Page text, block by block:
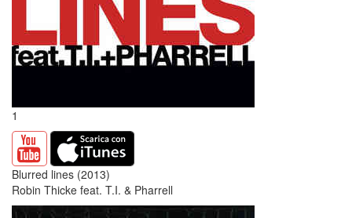
1
Blurred lines (2013)
Robin Thicke feat. T.I. & Pharrell